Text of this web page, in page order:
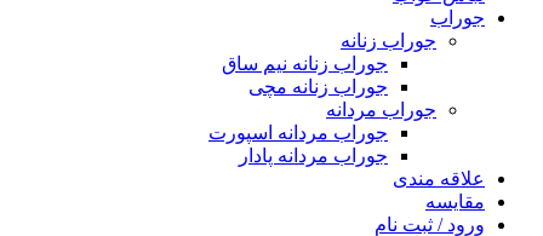
جوراب
جوراب زنانه
جوراب زنانه نیم ساق
جوراب زنانه مچی
جوراب مردانه
جوراب مردانه اسپورت
جوراب مردانه پادار
علاقه مندی
مقایسه
ورود / ثبت نام